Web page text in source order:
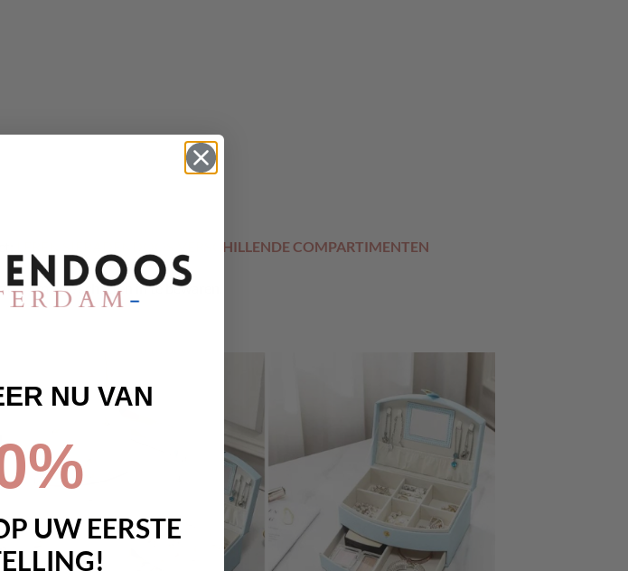
LEREN SIERADENDOOS VERSCHILLENDE COMPARTIMENTEN
om al je schatten in te bewaren.
NU VAN
UW EERSTE